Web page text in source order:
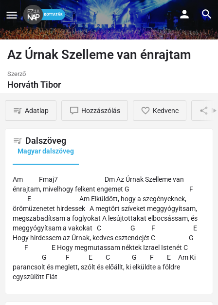
Az Úrnak Szelleme van énrajtam
Szerző
Horváth Tibor
Adatlap Hozzászólás Kedvenc
Dalszöveg
Magyar dalszöveg
Am Fmaj7 Dm Az Úrnak Szelleme van
énrajtam, mivelhogy felkent engemet G F
E Am Elküldött, hogy a szegényeknek,
örömüzenetet hirdessek A megtört szíveket meggyógyítsam,
megszabadítsam a foglyokat A lesújtottakat elbocsássam, és
meggyógyítsam a vakokat C G F E
Hogy hirdessem az Úrnak, kedves esztendejét C G
F E Hogy megmutassam néktek Izrael Istenét C
G F E C G F E Am Ki
parancsolt és meglett, szólt és előállt, ki elküldte a földre
egyszülött Fiát